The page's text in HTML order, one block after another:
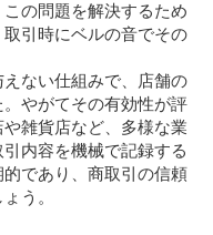
の問題を解決するため
引時にベルの音でその
ない仕組みで、店舗の
やがてその有効性が評
雑貨店など、多様な業
内容を機械で記録する
であり、商取引の信頼
う。